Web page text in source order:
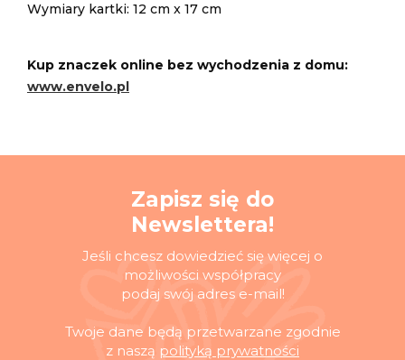
Wymiary kartki: 12 cm x 17 cm
Kup znaczek online bez wychodzenia z domu:
www.envelo.pl
Zapisz się do
Newslettera!
Jeśli chcesz dowiedzieć się więcej o
możliwości współpracy
podaj swój adres e-mail!
Twoje dane będą przetwarzane zgodnie
z naszą polityką prywatności